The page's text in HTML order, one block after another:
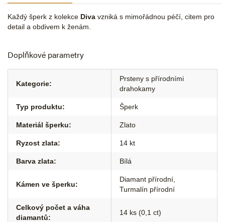
Každý šperk z kolekce Diva vzniká s mimořádnou péčí, citem pro
detail a obdivem k ženám.
Doplňkové parametry
Kategorie:
Prsteny s přírodními
drahokamy
Typ produktu: Šperk
Materiál šperku: Zlato
Ryzost zlata: 14 kt
Barva zlata: Bílá
Kámen ve šperku:
Diamant přírodní
Turmalín přírodní
Celkový počet a váha
diamantů:
14 ks (0,1 ct)